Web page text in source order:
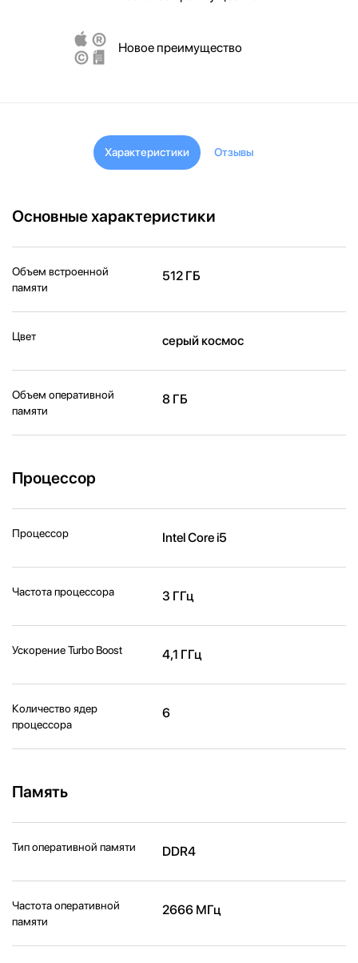
Новое преимущество
Характеристики Отзывы
Основные характеристики
Объем встроенной
памяти
512 ГБ
Цвет серый космос
Объем оперативной
памяти
8 ГБ
Процессор
Процессор Intel Core i5
Частота процессора 3 ГГц
Ускорение Turbo Boost 4,1 ГГц
Количество ядер
процессора
6
Память
Тип оперативной памяти DDR4
Частота оперативной
памяти
2666 МГц